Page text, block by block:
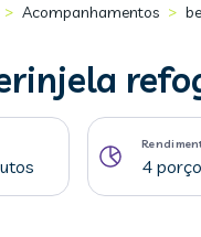
> Acompanhamentos >
4